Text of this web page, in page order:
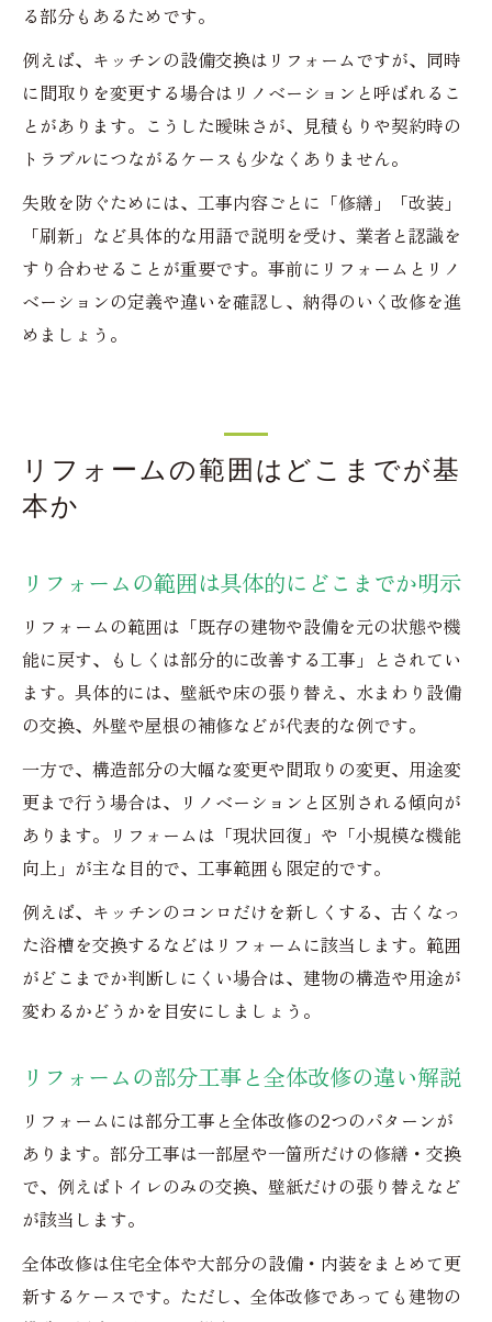
る部分もあるためです。
例えば、キッチンの設備交換はリフォームですが、同時
に間取りを変更する場合はリノベーションと呼ばれるこ
とがあります。こうした曖昧さが、見積もりや契約時の
トラブルにつながるケースも少なくありません。
失敗を防ぐためには、工事内容ごとに「修繕」「改装」
「刷新」など具体的な用語で説明を受け、業者と認識を
すり合わせることが重要です。事前にリフォームとリノ
ベーションの定義や違いを確認し、納得のいく改修を進
めましょう。
リフォームの範囲はどこまでが基
本か
リフォームの範囲は具体的にどこまでか明示
リフォームの範囲は「既存の建物や設備を元の状態や機
能に戻す、もしくは部分的に改善する工事」とされてい
ます。具体的には、壁紙や床の張り替え、水まわり設備
の交換、外壁や屋根の補修などが代表的な例です。
一方で、構造部分の大幅な変更や間取りの変更、用途変
更まで行う場合は、リノベーションと区別される傾向が
あります。リフォームは「現状回復」や「小規模な機能
向上」が主な目的で、工事範囲も限定的です。
例えば、キッチンのコンロだけを新しくする、古くなっ
た浴槽を交換するなどはリフォームに該当します。範囲
がどこまでか判断しにくい場合は、建物の構造や用途が
変わるかどうかを目安にしましょう。
リフォームの部分工事と全体改修の違い解説
リフォームには部分工事と全体改修の2つのパターンが
あります。部分工事は一部屋や一箇所だけの修繕・交換
で、例えばトイレのみの交換、壁紙だけの張り替えなど
が該当します。
全体改修は住宅全体や大部分の設備・内装をまとめて更
新するケースです。ただし、全体改修であっても建物の